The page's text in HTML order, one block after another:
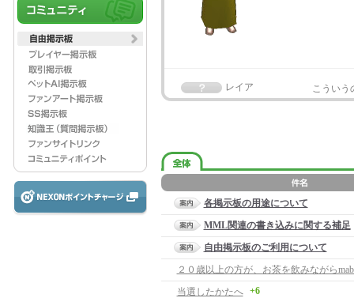
レイア こういう
各掲示板の用途について
MML関連の書き込みに関する補足
自由掲示板のご利用について
当選したかたへ +6